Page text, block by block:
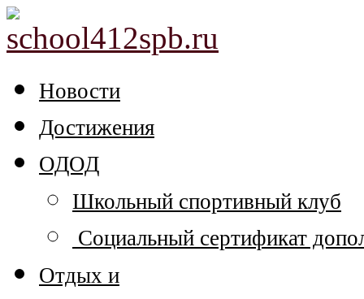
Новости
Достижения
ОДОД
Школьный спортивный клуб
Социальный сертификат
Отдых и